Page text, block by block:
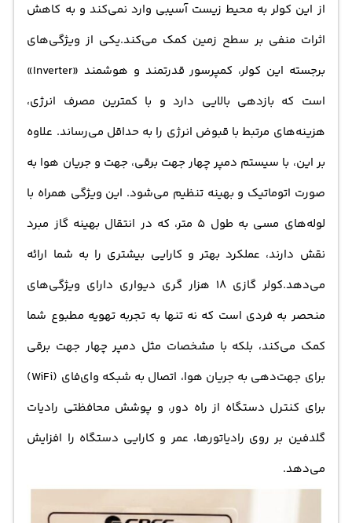
و خشک باشد و توان سرمایش قدرتمندی داشته باشد.
نمایش کمتر
"
از این کولر به محیط زیست آسیبی وارد نمی‌کند و به کاهش
اثرات منفی بر سطح زمین کمک می‌کند.یکی از ویژگی‌های
برجسته این کولر، کمپرسور قدرتمند و هوشمند «Inverter»
است که بازدهی بالایی دارد و با کمترین مصرف انرژی،
هزینه‌های مرتبط با قبوض انرژی را به حداقل می‌رساند. علاوه
بر این، با سیستم دمپر چهار جهت برقی، جهت و جریان هوا به
صورت اتوماتیک و بهینه تنظیم می‌شود. این ویژگی همراه با
لوله‌های مسی به طول 5 متر، که در انتقال بهینه گاز مبرد
نقش دارند، عملکرد بهتر و کارایی بیشتری را به شما ارائه
می‌دهد.کولر گازی ۱۸ هزار گری دیواری دارای ویژگی‌های
منحصر به فردی است که نه تنها به تجربه تهویه مطبوع شما
کمک می‌کند، بلکه با مشخصات مثل دمپر چهار جهت برقی
برای جهت‌دهی به جریان هوا، اتصال به شبکه وای‌فای (WiFi)
برای کنترل دستگاه از راه دور، و پوشش محافظتی رادیات
گلدفین بر روی رادیاتورها، عمر و کارایی دستگاه را افزایش
می‌دهد.